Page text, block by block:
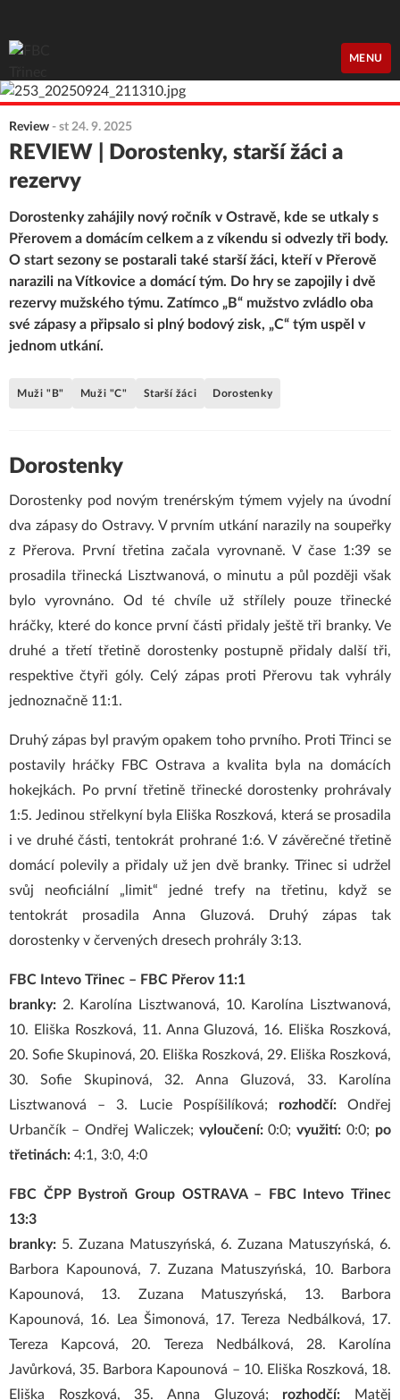
FBC Třinec
MENU
Review - st 24. 9. 2025
REVIEW | Dorostenky, starší žáci a
rezervy
Dorostenky zahájily nový ročník v Ostravě, kde se utkaly s
Přerovem a domácím celkem a z víkendu si odvezly tři body.
O start sezony se postarali také starší žáci, kteří v Přerově
narazili na Vítkovice a domácí tým. Do hry se zapojily i dvě
rezervy mužského týmu. Zatímco „B“ mužstvo zvládlo oba
své zápasy a připsalo si plný bodový zisk, „C“ tým uspěl v
jednom utkání.
Muži "B" Muži "C" Starší žáci Dorostenky
Dorostenky
Dorostenky pod novým trenérským týmem vyjely na úvodní
dva zápasy do Ostravy. V prvním utkání narazily na soupeřky
z Přerova. První třetina začala vyrovnaně. V čase 1:39 se
prosadila třinecká Lisztwanová, o minutu a půl později však
bylo vyrovnáno. Od té chvíle už střílely pouze třinecké
hráčky, které do konce první části přidaly ještě tři branky. Ve
druhé a třetí třetině dorostenky postupně přidaly další tři,
respektive čtyři góly. Celý zápas proti Přerovu tak vyhrály
jednoznačně 11:1.
Druhý zápas byl pravým opakem toho prvního. Proti Třinci se
postavily hráčky FBC Ostrava a kvalita byla na domácích
hokejkách. Po první třetině třinecké dorostenky prohrávaly
1:5. Jedinou střelkyní byla Eliška Roszková, která se prosadila
i ve druhé části, tentokrát prohrané 1:6. V závěrečné třetině
domácí polevily a přidaly už jen dvě branky. Třinec si udržel
svůj neoficiální „limit“ jedné trefy na třetinu, když se
tentokrát prosadila Anna Gluzová. Druhý zápas tak
dorostenky v červených dresech prohrály 3:13.
FBC Intevo Třinec – FBC Přerov 11:1
branky: 2. Karolína Lisztwanová, 10. Karolína Lisztwanová,
10. Eliška Roszková, 11. Anna Gluzová, 16. Eliška Roszková,
20. Sofie Skupinová, 20. Eliška Roszková, 29. Eliška Roszková,
30. Sofie Skupinová, 32. Anna Gluzová, 33. Karolína
Lisztwanová – 3. Lucie Pospíšilíková; rozhodčí:Ondřej
Urbančík – Ondřej Waliczek; vyloučení:0:0;využití:0:0; po
třetinách: 4:1, 3:0, 4:0
FBC ČPP Bystroň Group OSTRAVA – FBC Intevo Třinec
13:3
branky: 5. Zuzana Matuszyńská, 6. Zuzana Matuszyńská, 6.
Barbora Kapounová, 7. Zuzana Matuszyńská, 10. Barbora
Kapounová, 13. Zuzana Matuszyńská, 13. Barbora
Kapounová, 16. Lea Šimonová, 17. Tereza Nedbálková, 17.
Tereza Kapcová, 20. Tereza Nedbálková, 28. Karolína
Javůrková, 35. Barbora Kapounová – 10. Eliška Roszková, 18.
Eliška Roszková, 35. Anna Gluzová; rozhodčí:
Matěj